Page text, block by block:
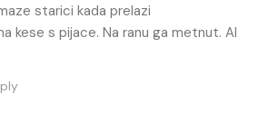
starici kada prelazi
kese s pijace. Na ranu ga metnut. Al